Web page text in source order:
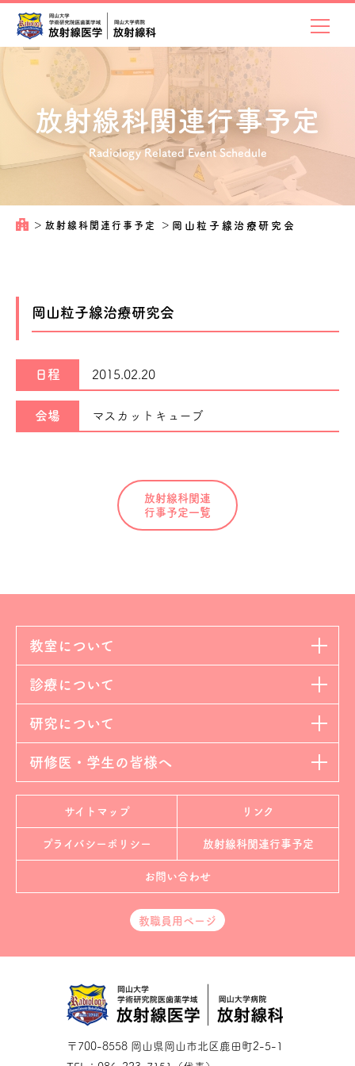
放射線科関連行事予定
Radiology Related Event Schedule
＞ 放射線科関連行事予定 ＞ 岡山粒子線治療研究会
岡山粒子線治療研究会
日程 2015.02.20
会場 マスカットキューブ
放射線科関連
行事予定一覧
教室について
診療について
研究について
研修医・学生の皆様へ
〒700-8558 岡山県岡山市北区鹿田町2-5-1
サイトマップ リンク
プライバシーポリシー 放射線科関連行事予定
お問い合わせ
教職員用ページ